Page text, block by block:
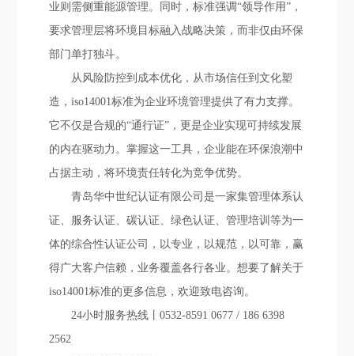
业则需侧重能源管理。同时，标准强调“领导作用”，
要求管理层将环境目标融入战略决策，而非仅由环保
部门单打独斗。
从风险防控到成本优化，从市场信任到文化塑
造，iso14001标准为企业环境管理提供了有力支撑。
它不仅是合规的“通行证”，更是企业实现可持续发展
的内在驱动力。掌握这一工具，企业能在环保浪潮中
占据主动，将环境责任转化为竞争优势。
青岛华中世纪认证有限公司是一家集管理体系认
证、服务认证、碳认证、绿色认证、管理培训等为一
体的综合性认证公司，以专业，以规范，以可靠，赢
得广大客户信赖，业务覆盖各行各业。想要了解关于
iso14001标准的更多信息，欢迎致电咨询。
24小时服务热线丨0532-8591 0677 / 186 6398
2562